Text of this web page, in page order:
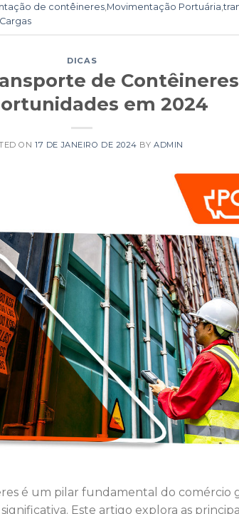
de contêineres,Movimentação Portuária,
DICAS
de
em 2024
ON17 DE JANEIRO DE 2024 BYADMIN
é um pilar fundamental do comércio
Este artigo explora as